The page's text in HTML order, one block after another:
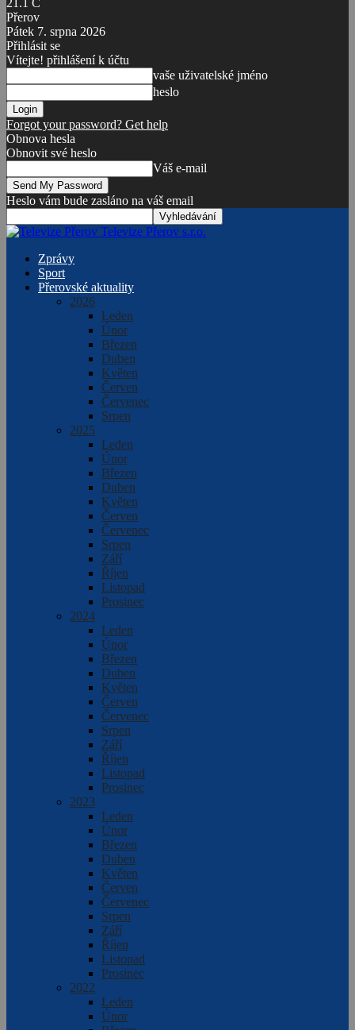
21.1
C
Přerov
Pátek 7. srpna 2026
Přihlásit se
Vítejte! přihlášení k účtu
vaše uživatelské jméno
heslo
Forgot your password? Get help
Obnova hesla
Obnovit své heslo
Váš e-mail
Heslo vám bude zasláno na váš email
Televize Přerov s.r.o.
Zprávy
Sport
Přerovské aktuality
2026
Leden
Únor
Březen
Duben
Květen
Červen
Červenec
Srpen
2025
Leden
Únor
Březen
Duben
Květen
Červen
Červenec
Srpen
Září
Říjen
Listopad
Prosinec
2024
Leden
Únor
Březen
Duben
Květen
Červen
Červenec
Srpen
Září
Říjen
Listopad
Prosinec
2023
Leden
Únor
Březen
Duben
Květen
Červen
Červenec
Srpen
Září
Říjen
Listopad
Prosinec
2022
Leden
Únor